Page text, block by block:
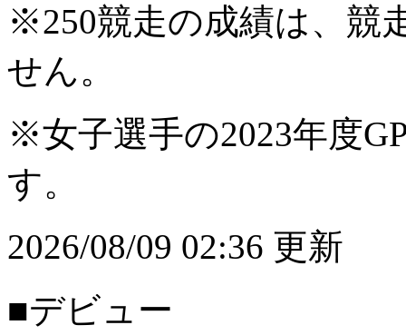
※250競走の成績は、競
せん。
※女子選手の2023年度
す。
2026/08/09 02:36 更新
■デビュー